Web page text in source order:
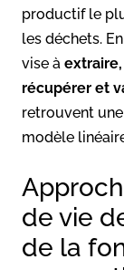
productif le
les déchets.
vise à
récupérer et
retrouvent
modèle
de vie
de la